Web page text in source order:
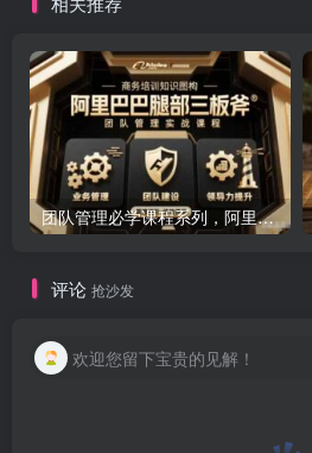
团队管理必学课程系列，阿里巴巴“腿部三板斧”
评论 抢沙发
欢迎您留下宝贵的见解！